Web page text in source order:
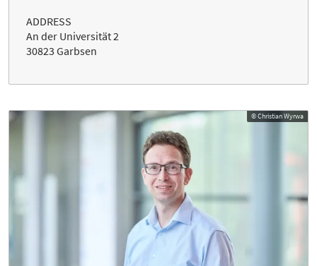
ADDRESS
An der Universität 2
30823 Garbsen
© Christian Wyrwa